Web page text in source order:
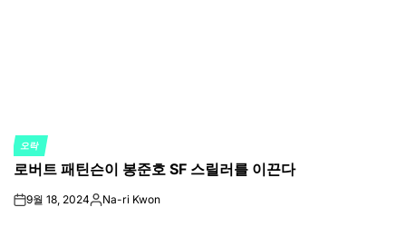
POSTED
IN
오락
로버트 패틴슨이 봉준호 SF 스릴러를 이끈다
on9월 18, 2024Posted
Na-ri Kwon